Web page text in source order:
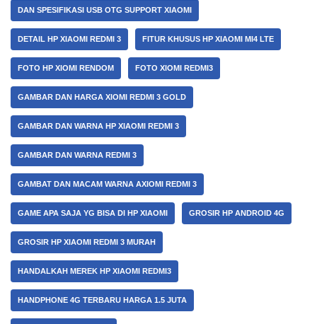
DAN SPESIFIKASI USB OTG SUPPORT XIAOMI
DETAIL HP XIAOMI REDMI 3 FITUR KHUSUS HP XIAOMI MI4 LTE
FOTO HP XIOMI RENDOM FOTO XIOMI REDMI3
GAMBAR DAN HARGA XIOMI REDMI 3 GOLD
GAMBAR DAN WARNA HP XIAOMI REDMI 3
GAMBAR DAN WARNA REDMI 3
GAMBAT DAN MACAM WARNA AXIOMI REDMI 3
GAME APA SAJA YG BISA DI HP XIAOMI GROSIR HP ANDROID 4G
GROSIR HP XIAOMI REDMI 3 MURAH
HANDALKAH MEREK HP XIAOMI REDMI3
HANDPHONE 4G TERBARU HARGA 1.5 JUTA